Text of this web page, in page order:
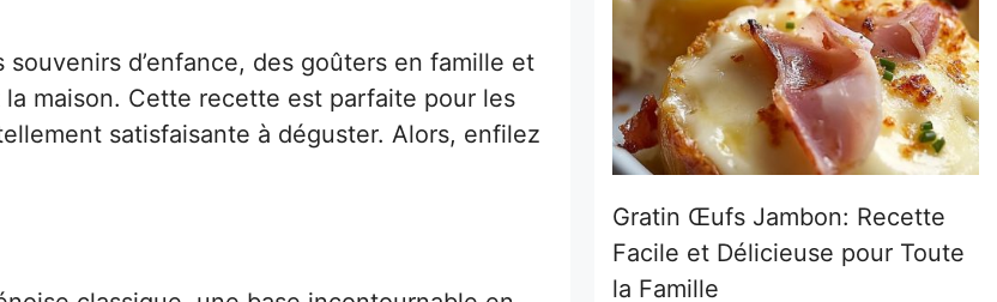
d’enfance, des goûters en famille et
maison. Cette recette est parfaite pour les
satisfaisante à déguster. Alors, enfilez
Gratin Œufs Jambon: Recette
Facile et Délicieuse pour Toute
la Famille